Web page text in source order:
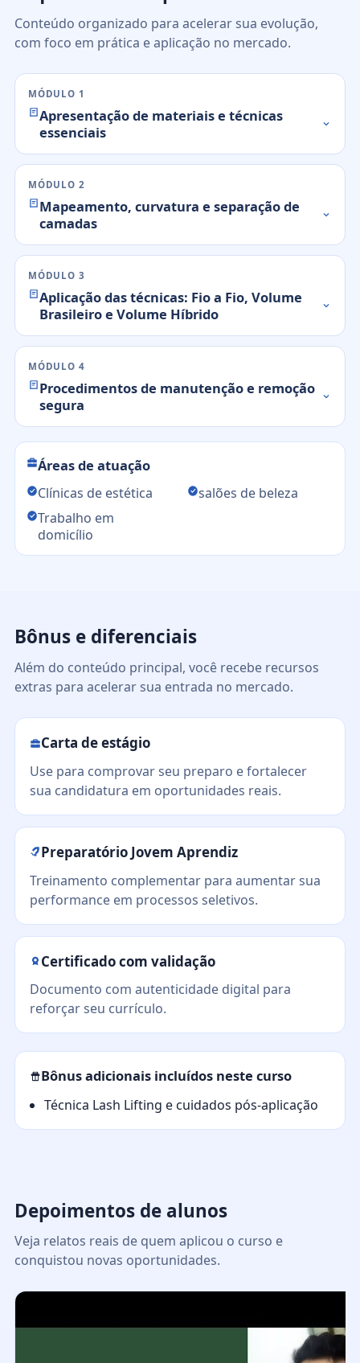
Conteúdo organizado para acelerar sua evolução,
com foco em prática e aplicação no mercado.
MÓDULO 1
Apresentação de materiais e técnicas
essenciais
MÓDULO 2
Mapeamento, curvatura e separação de
camadas
MÓDULO 3
Aplicação das técnicas: Fio a Fio, Volume
Brasileiro e Volume Híbrido
MÓDULO 4
Procedimentos de manutenção e remoção
segura
Áreas de atuação
Clínicas de estética
salões de beleza
Trabalho em
domicílio
Bônus e diferenciais
Além do conteúdo principal, você recebe recursos
extras para acelerar sua entrada no mercado.
Carta de estágio
Use para comprovar seu preparo e fortalecer
sua candidatura em oportunidades reais.
Preparatório Jovem Aprendiz
Treinamento complementar para aumentar sua
performance em processos seletivos.
Certificado com validação
Documento com autenticidade digital para
reforçar seu currículo.
Bônus adicionais incluídos neste curso
Técnica Lash Lifting e cuidados pós-aplicação
Depoimentos de alunos
Veja relatos reais de quem aplicou o curso e
conquistou novas oportunidades.